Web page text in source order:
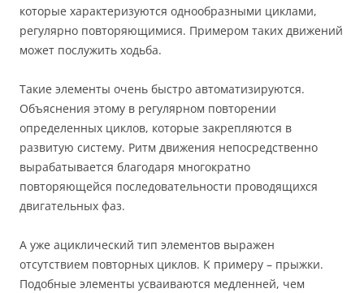
которые характеризуются однообразными циклами,
регулярно повторяющимися. Примером таких движений
может послужить ходьба.
Такие элементы очень быстро автоматизируются.
Объяснения этому в регулярном повторении
определенных циклов, которые закрепляются в
развитую систему. Ритм движения непосредственно
вырабатывается благодаря многократно
повторяющейся последовательности проводящихся
двигательных фаз.
А уже ациклический тип элементов выражен
отсутствием повторных циклов. К примеру – прыжки.
Подобные элементы усваиваются медленней, чем